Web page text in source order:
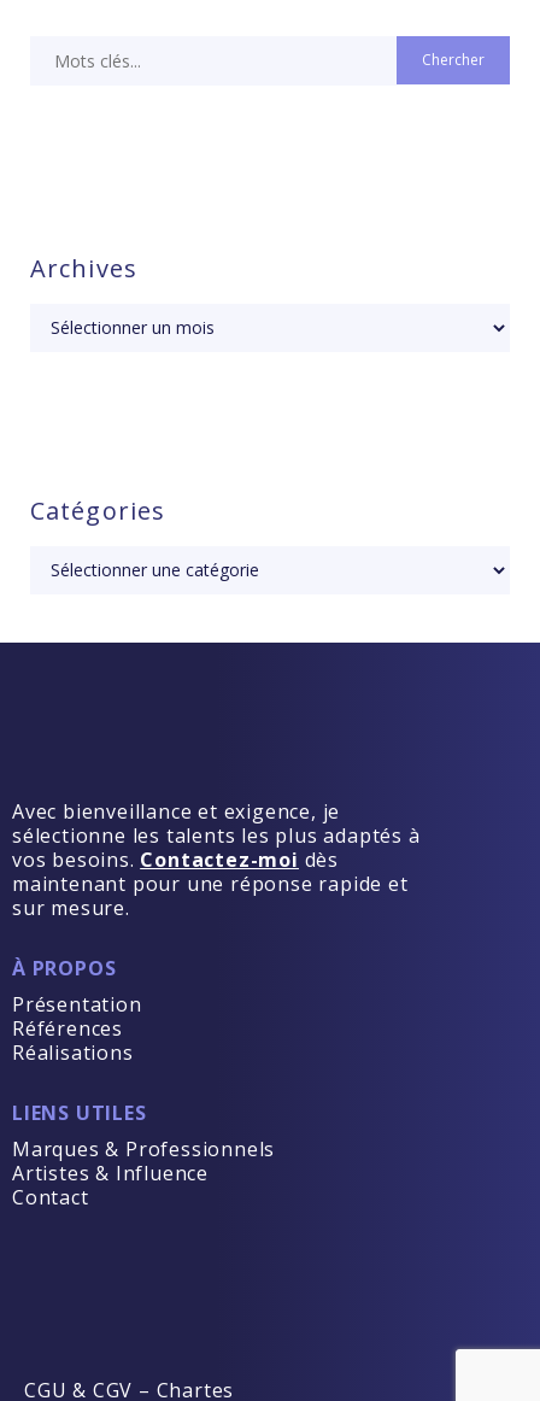
Archives
Catégories
Avec bienveillance et exigence, je
sélectionne les talents les plus adaptés à
vos besoins. Contactez-moi dès
maintenant pour une réponse rapide et
sur mesure.
À PROPOS
Présentation
Références
Réalisations
LIENS UTILES
Marques & Professionnels
Artistes & Influence
Contact
CGU & CGV – Chartes